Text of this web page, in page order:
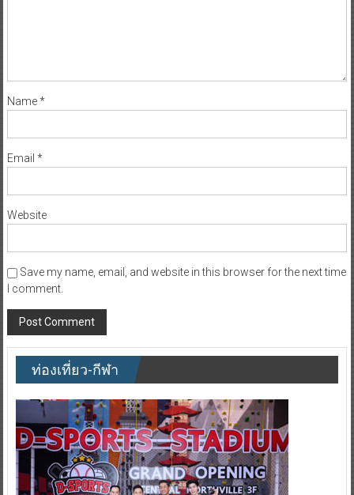
Name*
Email *
Website
Save my name, email, and website in this browser for the next time
I comment.
ท่องเที่ยว-กีฬา